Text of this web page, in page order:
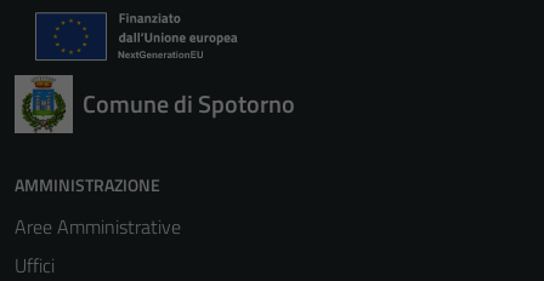
Comune di Spotorno
AMMINISTRAZIONE
Aree Amministrative
Uffici